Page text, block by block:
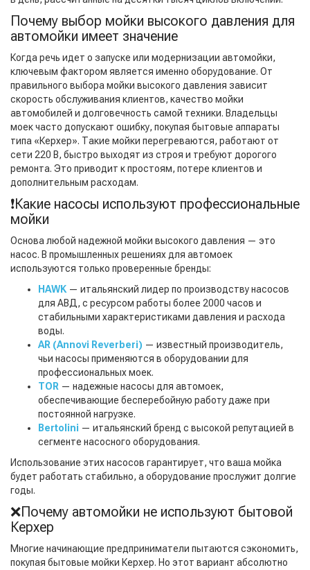
Почему выбор мойки высокого давления для
автомойки имеет значение
Когда речь идет о запуске или модернизации автомойки,
ключевым фактором является именно оборудование. От
правильного выбора мойки высокого давления зависит
скорость обслуживания клиентов, качество мойки
автомобилей и долговечность самой техники. Владельцы
моек часто допускают ошибку, покупая бытовые аппараты
типа «Керхер». Такие мойки перегреваются, работают от
сети 220 В, быстро выходят из строя и требуют дорогого
ремонта. Это приводит к простоям, потере клиентов и
дополнительным расходам.
❗Какие насосы используют профессиональные
мойки
Основа любой надежной мойки высокого давления — это
насос. В промышленных решениях для автомоек
используются только проверенные бренды:
HAWK— итальянский лидер по производству насосов
для АВД, с ресурсом работы более 2000 часов и
стабильными характеристиками давления и расхода
воды.
AR (Annovi Reverberi) — известный производитель,
чьи насосы применяются в оборудовании для
профессиональных моек.
TOR — надежные насосы для автомоек,
обеспечивающие бесперебойную работу даже при
постоянной нагрузке.
Bertolini — итальянский бренд с высокой репутацией в
сегменте насосного оборудования.
Использование этих насосов гарантирует, что ваша мойка
будет работать стабильно, а оборудование прослужит долгие
годы.
❌Почему автомойки не используют бытовой
Керхер
Многие начинающие предприниматели пытаются сэкономить,
покупая бытовые мойки Керхер. Но этот вариант абсолютно